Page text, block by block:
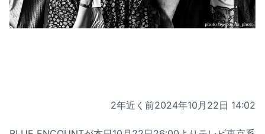
2年近く前2024年10月22日 14:02